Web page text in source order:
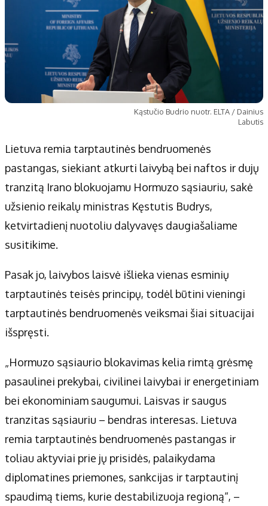
Kąstučio Budrio nuotr. ELTA / Dainius
Labutis
Lietuva remia tarptautinės bendruomenės
pastangas, siekiant atkurti laivybą bei naftos ir dujų
tranzitą Irano blokuojamu Hormuzo sąsiauriu, sakė
užsienio reikalų ministras Kęstutis Budrys,
ketvirtadienį nuotoliu dalyvavęs daugiašaliame
susitikime.
Pasak jo, laivybos laisvė išlieka vienas esminių
tarptautinės teisės principų, todėl būtini vieningi
tarptautinės bendruomenės veiksmai šiai situacijai
išspręsti.
„Hormuzo sąsiaurio blokavimas kelia rimtą grėsmę
pasaulinei prekybai, civilinei laivybai ir energetiniam
bei ekonominiam saugumui. Laisvas ir saugus
tranzitas sąsiauriu – bendras interesas. Lietuva
remia tarptautinės bendruomenės pastangas ir
toliau aktyviai prie jų prisidės, palaikydama
diplomatines priemones, sankcijas ir tarptautinį
spaudimą tiems, kurie destabilizuoja regioną“, –